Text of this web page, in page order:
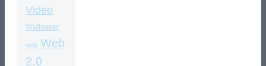
Video
Wallpaper
web Web
2.0